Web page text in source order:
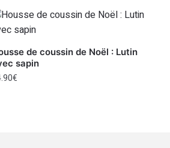
de coussin de Noël : Lutin
sapin
€